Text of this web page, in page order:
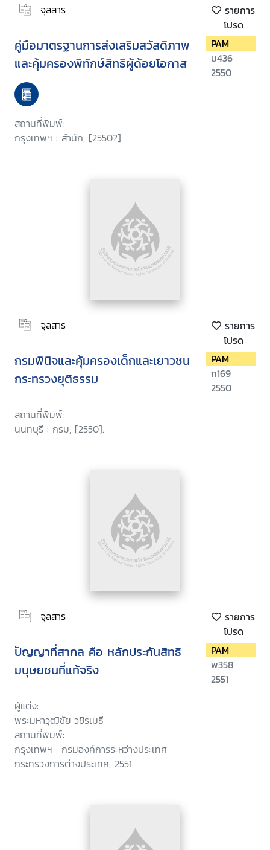
จุลสาร
รายการ
โปรด
คู่มือมาตรฐานการส่งเสริมสวัสดิภาพ
และคุ้มครองพิทักษ์สิทธิผู้ด้อยโอกาส
สถานที่พิมพ์:
กรุงเทพฯ : สำนัก, [2550?].
PAM
ม436
2550
จุลสาร
รายการ
โปรด
กรมพินิจและคุ้มครองเด็กและเยาวชน
กระทรวงยุติธรรม
สถานที่พิมพ์:
นนทบุรี : กรม, [2550].
PAM
ก169
2550
จุลสาร
รายการ
โปรด
ปัญญาที่สากล คือ หลักประกันสิทธิ
มนุษยชนที่แท้จริง
ผู้แต่ง:
พระมหาวุฒิชัย วชิรเมธี
สถานที่พิมพ์:
กรุงเทพฯ : กรมองค์การระหว่างประเทศ
กระทรวงการต่างประเทศ, 2551.
PAM
พ358
2551